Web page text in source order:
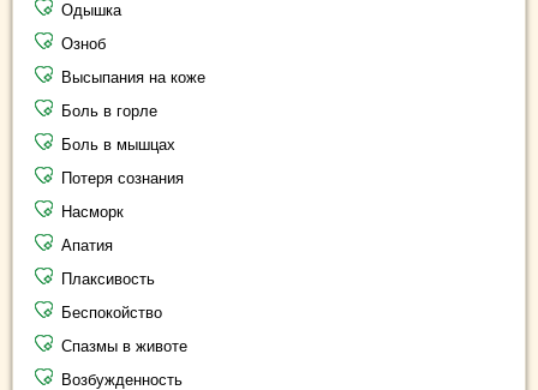
Одышка
Озноб
Высыпания на коже
Боль в горле
Боль в мышцах
Потеря сознания
Насморк
Апатия
Плаксивость
Беспокойство
Спазмы в животе
Возбужденность